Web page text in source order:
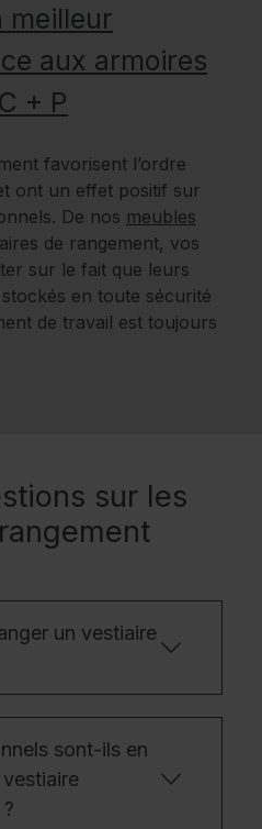
meilleur
aux armoires
+ P
favorisent l’ordre
ont un effet positif sur
De nos meubles
de rangement, vos
sur le fait que leurs
en toute sécurité
de travail est toujours
sur les
un vestiaire
sont-ils en